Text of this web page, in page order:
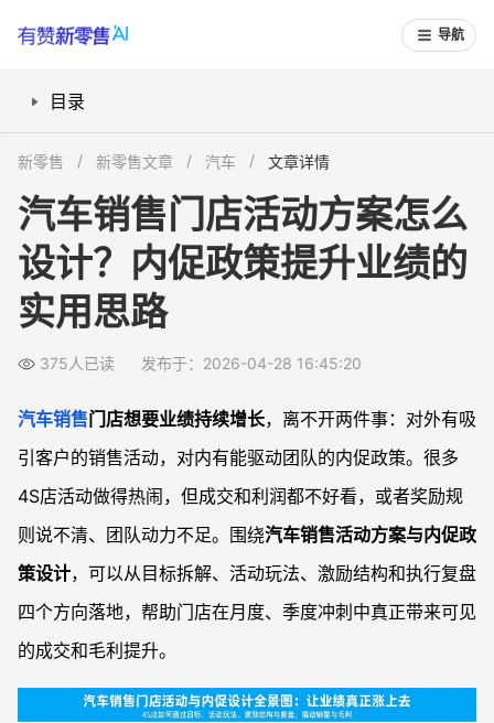
导航
目录
三、内促政策怎么设计，才能真正激发销售团队？
四、执行与复盘如何做，才能沉淀成可复制模板？
汽车销售活动一定要做大促吗，小型主题活动有没有价值？
内促奖励会不会把成本压得太高，怎么控制投入产出？
门店运营负责人怎么把活动方案写得更专业，方便做PPT汇报？
新零售 新零售文章 汽车 文章详情
汽车销售门店活动方案怎么
设计？内促政策提升业绩的
实用思路
375人已读 发布于：2026-04-28 16:45:20
汽车销售门店想要业绩持续增长，离不开两件事：对外有吸
引客户的销售活动，对内有能驱动团队的内促政策。很多
4S店活动做得热闹，但成交和利润都不好看，或者奖励规
则说不清、团队动力不足。围绕汽车销售活动方案与内促政
策设计，可以从目标拆解、活动玩法、激励结构和执行复盘
四个方向落地，帮助门店在月度、季度冲刺中真正带来可见
的成交和毛利提升。